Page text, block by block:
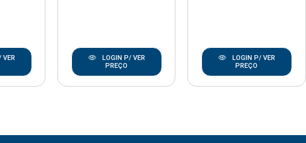
VER
LOGIN P/ VER
PREÇO
LOGIN P/ VER
PREÇO